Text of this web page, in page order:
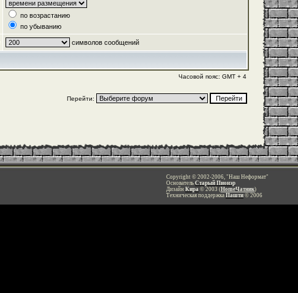
по возрастанию
по убыванию
символов сообщений
Часовой пояс: GMT + 4
Перейти:
Copyright © 2002-2006, "Наш Неформат"
Основатель Старый Пионэр
Дизайн Кира © 2003 (HomeЧатник)
Техническая поддержка Пашти © 2006